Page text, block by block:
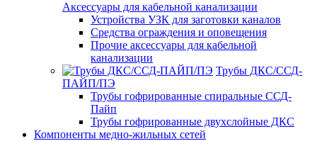
Аксессуары для кабельной канализации
Устройства УЗК для заготовки каналов
Средства ограждения и оповещения
Прочие аксессуары для кабельной
канализации
Трубы ДКС/ССД-
ПАЙП/ПЭ
Трубы гофрированные спиральные ССД-
Пайп
Трубы гофрированные двухслойные ДКС
Компоненты медно-жильных сетей